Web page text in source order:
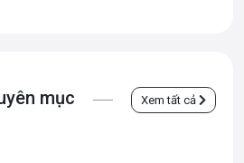
mình cùng đội ngũ giáo viên luôn đặt 3
từng học viên, giúp các bạn không cảm
mục Xem tất cả